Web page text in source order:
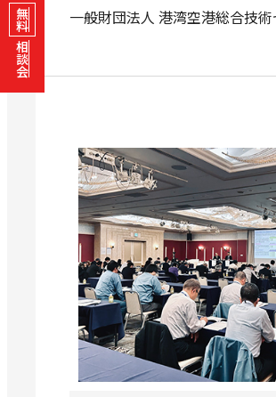
一般財団法人 港湾空港総合技
無料
相談会